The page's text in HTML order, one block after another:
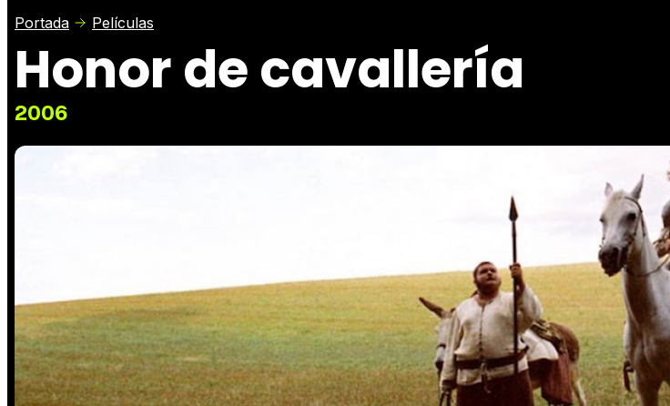
Portada Películas
Honor de cavallería
2006